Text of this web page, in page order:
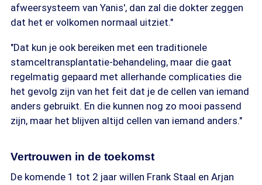
afweersysteem van Yanis', dan zal die dokter zeggen
dat het er volkomen normaal uitziet."
"Dat kun je ook bereiken met een traditionele
stamceltransplantatie-behandeling, maar die gaat
regelmatig gepaard met allerhande complicaties die
het gevolg zijn van het feit dat je de cellen van iemand
anders gebruikt. En die kunnen nog zo mooi passend
zijn, maar het blijven altijd cellen van iemand anders."
Vertrouwen in de toekomst
De komende 1 tot 2 jaar willen Frank Staal en Arjan